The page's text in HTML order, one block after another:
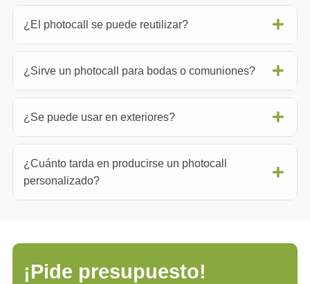
¿El photocall se puede reutilizar?
¿Sirve un photocall para bodas o comuniones?
¿Se puede usar en exteriores?
¿Cuánto tarda en producirse un photocall
personalizado?
¡Pide presupuesto!